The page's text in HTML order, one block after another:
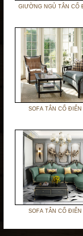
GIƯỜNG NGỦ TÂN CỔ
SOFA TÂN CỔ ĐIỂN
SOFA TÂN CỔ ĐIỂN